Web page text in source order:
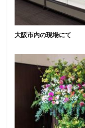
大阪市内の現場にて